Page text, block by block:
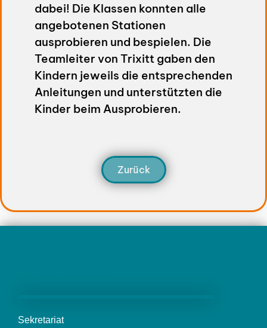
dabei! Die Klassen konnten alle
angebotenen Stationen
ausprobieren und bespielen. Die
Teamleiter von Trixitt gaben den
Kindern jeweils die entsprechenden
Anleitungen und unterstützten die
Kinder beim Ausprobieren.
Zurück
Sekretariat